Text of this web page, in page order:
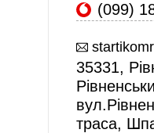
(099)
35331,
траса,